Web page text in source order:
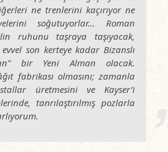
ne trenlerini kaçırıyor ne
soğutuyorlar… Roman
ruhunu taşraya taşıyacak,
son kerteye kadar Bizanslı
bir Yeni Alman olacak.
fabrikası olmasını; zamanla
üretmesini ve Kayser’i
tanrılaştırılmış pozlarla